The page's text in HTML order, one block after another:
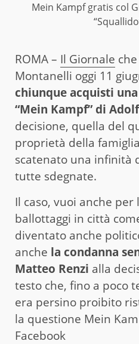
Mein Kampf gratis col
ROMA – Il Giornale
Montanelli oggi 11
chiunque acquisti
“Mein Kampf” di
decisione, quella del
proprietà della
scatenato una infinità
tutte sdegnate.
Il caso, vuoi anche
ballottaggi in città
diventato anche
anche la condanna
Matteo Renzi alla
testo che, fino a poco
era persino proibito
la questione Mein
Facebook